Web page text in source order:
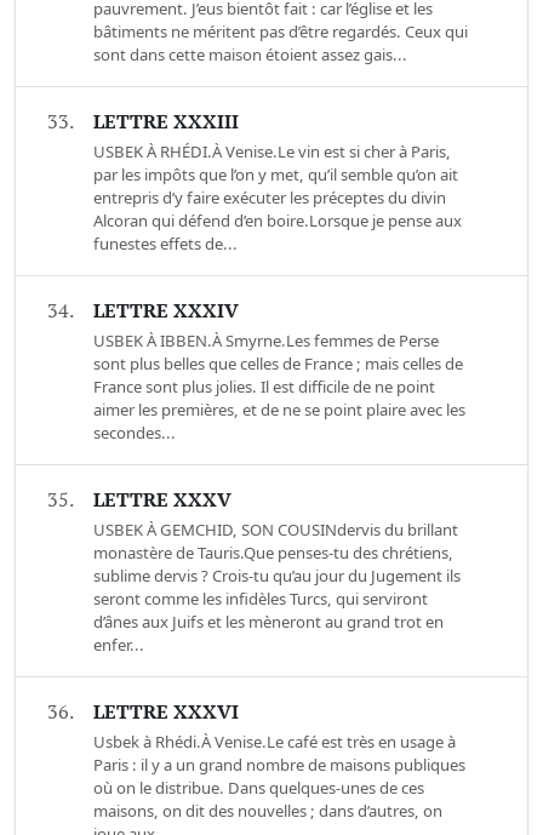
pauvrement. J’eus bientôt fait : car l’église et les
bâtiments ne méritent pas d’être regardés. Ceux qui
sont dans cette maison étoient assez gais...
33. LETTRE XXXIII
USBEK À RHÉDI.À Venise.Le vin est si cher à Paris,
par les impôts que l’on y met, qu’il semble qu’on ait
entrepris d’y faire exécuter les préceptes du divin
Alcoran qui défend d’en boire.Lorsque je pense aux
funestes effets de...
34. LETTRE XXXIV
USBEK À IBBEN.À Smyrne.Les femmes de Perse
sont plus belles que celles de France ; mais celles de
France sont plus jolies. Il est difficile de ne point
aimer les premières, et de ne se point plaire avec les
secondes...
35. LETTRE XXXV
USBEK À GEMCHID, SON COUSINdervis du brillant
monastère de Tauris.Que penses-tu des chrétiens,
sublime dervis ? Crois-tu qu’au jour du Jugement ils
seront comme les infidèles Turcs, qui serviront
d’ânes aux Juifs et les mèneront au grand trot en
enfer...
36. LETTRE XXXVI
Usbek à Rhédi.À Venise.Le café est très en usage à
Paris : il y a un grand nombre de maisons publiques
où on le distribue. Dans quelques-unes de ces
maisons, on dit des nouvelles ; dans d’autres, on